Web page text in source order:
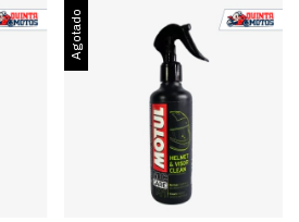
Agotado